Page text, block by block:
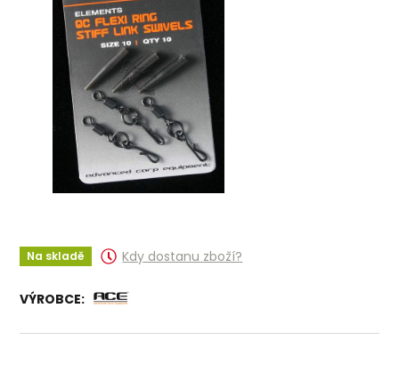
Na skladě Kdy dostanu zboží?
VÝROBCE: